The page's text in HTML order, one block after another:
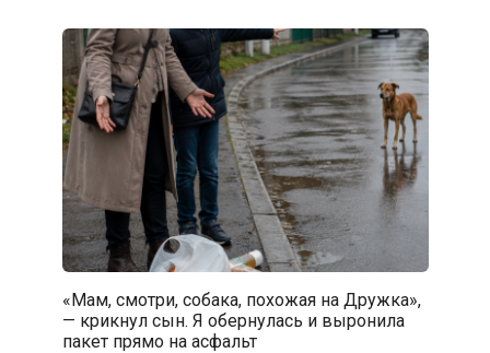
«Мам, смотри, собака, похожая на Дружка»,
— крикнул сын. Я обернулась и выронила
пакет прямо на асфальт